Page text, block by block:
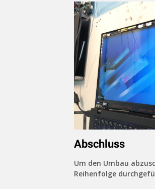
Abschluss
Um den Umbau
Reihenfolge